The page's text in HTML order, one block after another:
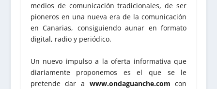
medios de comunicación tradicionales, de ser
pioneros en una nueva era de la comunicación
en Canarias, consiguiendo aunar en formato
digital, radio y periódico.
Un nuevo impulso a la oferta informativa que
diariamente proponemos es el que se le
pretende dar a www.ondaguanche.com con